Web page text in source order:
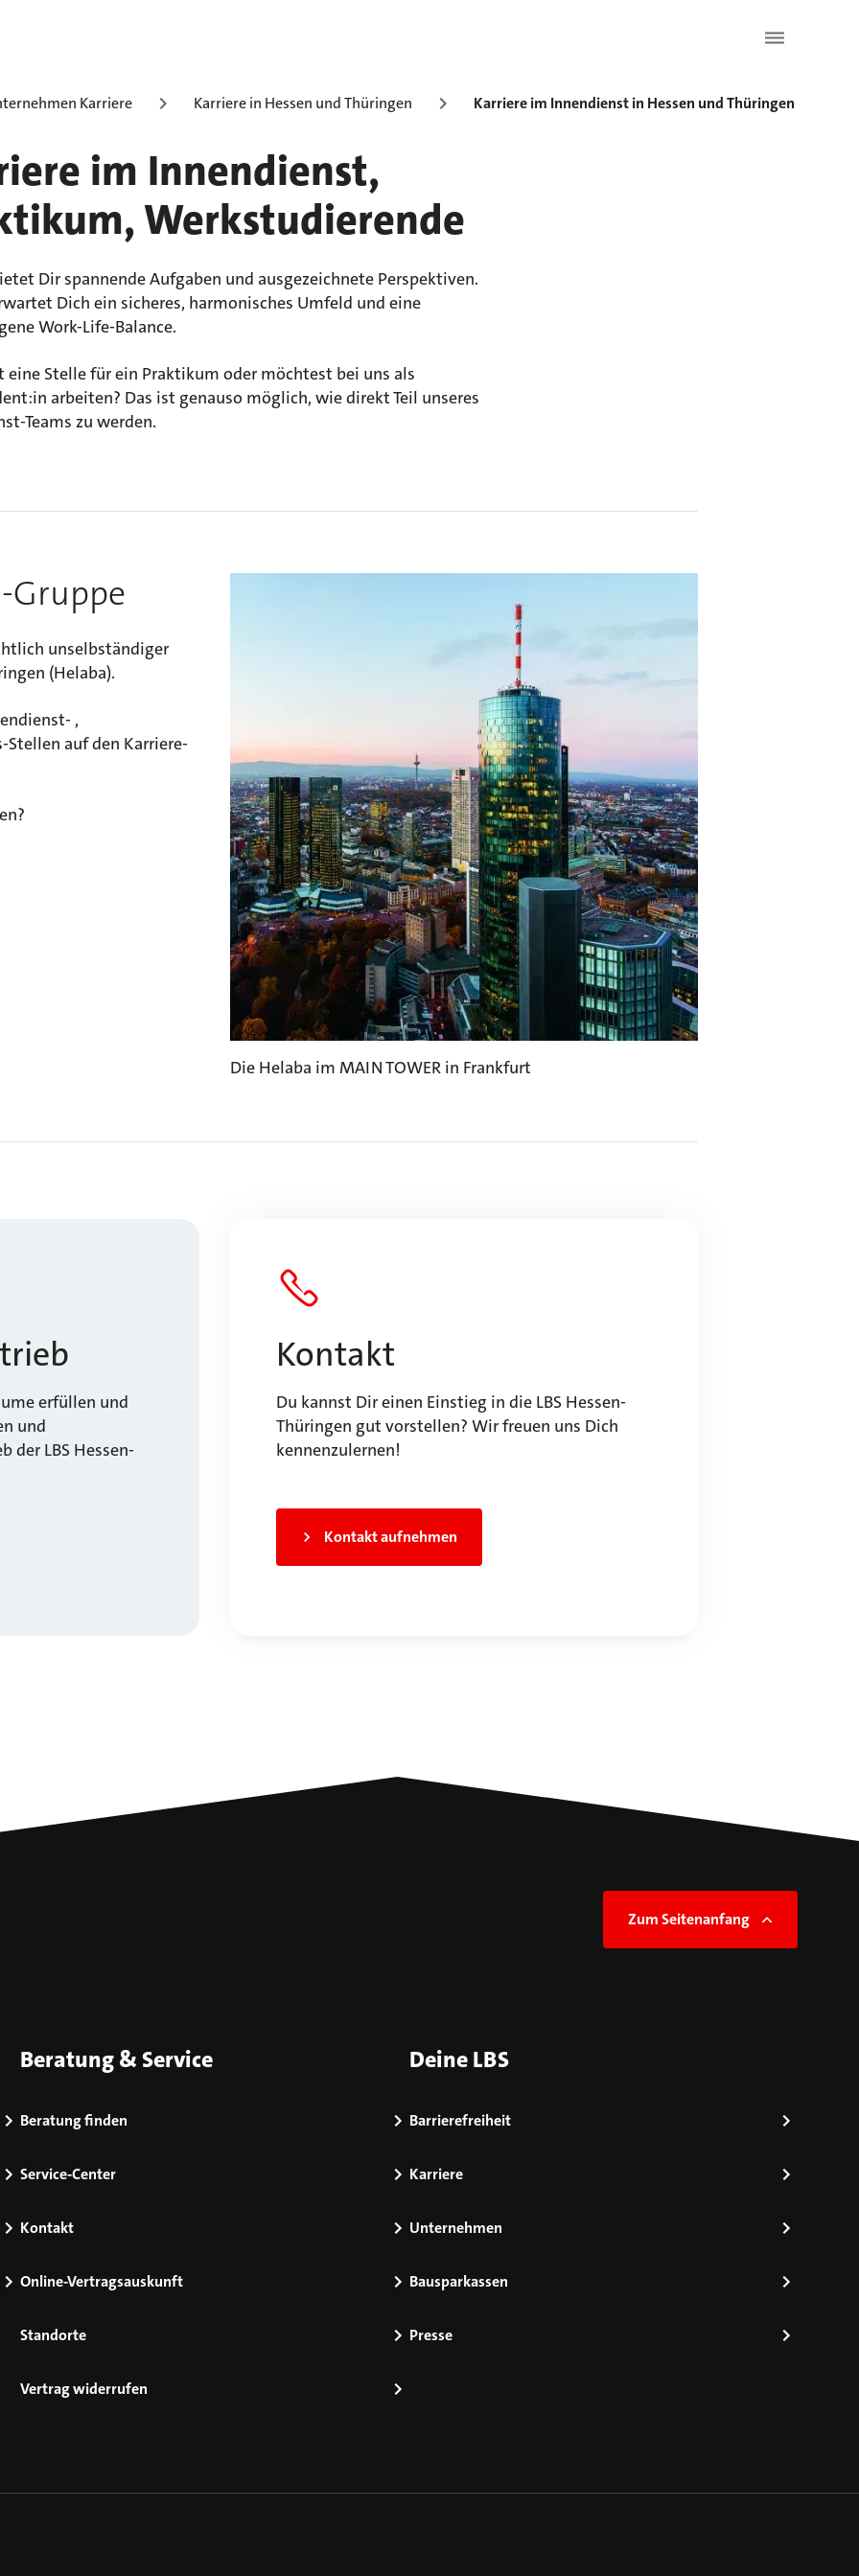
Karriere Karriere in Hessen und Thüringen Karriere im Innendienst in Hessen und Thüringen
im Innendienst,
Werkstudierende
Dir spannende Aufgaben und ausgezeichnete Perspektiven.
Dich ein sicheres, harmonisches Umfeld und eine
Work-Life-Balance.
eine Stelle für ein Praktikum oder möchtest bei uns als
arbeiten? Das ist genauso möglich, wie direkt Teil unseres
Teams zu werden.
Gruppe
unselbständiger
(Helaba).
,
auf den Karriere-
Die Helaba im MAIN TOWER in Frankfurt
erfüllen und
und
der LBS Hessen-
Kontakt
Du kannst Dir einen Einstieg in die LBS Hessen-
Thüringen gut vorstellen? Wir freuen uns Dich
kennenzulernen!
Kontakt aufnehmen
Zum Seitenanfang
Beratung & Service
Beratung finden
Service-Center
Kontakt
Online-Vertragsauskunft
Standorte
Vertrag widerrufen
Deine LBS
Barrierefreiheit
Karriere
Unternehmen
Bausparkassen
Presse